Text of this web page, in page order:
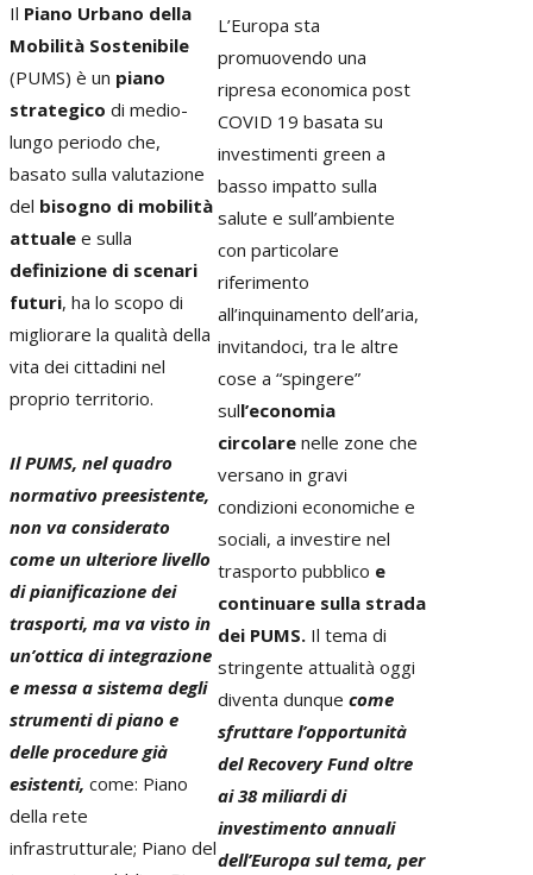
Il Piano Urbano della
Mobilità Sostenibile
(PUMS) è un piano
strategico di medio-
lungo periodo che,
basato sulla valutazione
del bisogno di mobilità
attuale e sulla
definizione di scenari
futuri, ha lo scopo di
migliorare la qualità della
vita dei cittadini nel
proprio territorio.
Il PUMS, nel quadro
normativo preesistente,
non va considerato
come un ulteriore livello
di pianificazione dei
trasporti, ma va visto in
un’ottica di integrazione
e messa a sistema degli
strumenti di piano e
delle procedure già
esistenti, come: Piano
della rete
infrastrutturale; Piano del
L’Europa sta
promuovendo una
ripresa economica post
COVID 19 basata su
investimenti green a
basso impatto sulla
salute e sull’ambiente
con particolare
riferimento
all’inquinamento dell’aria,
invitandoci, tra le altre
cose a “spingere”
sull’economia
circolare nelle zone che
versano in gravi
condizioni economiche e
sociali, a investire nel
trasporto pubblico e
continuare sulla strada
dei PUMS. Il tema di
stringente attualità oggi
diventa dunque come
sfruttare l’opportunità
del Recovery Fund oltre
ai 38 miliardi di
investimento annuali
dell’Europa sul tema, per